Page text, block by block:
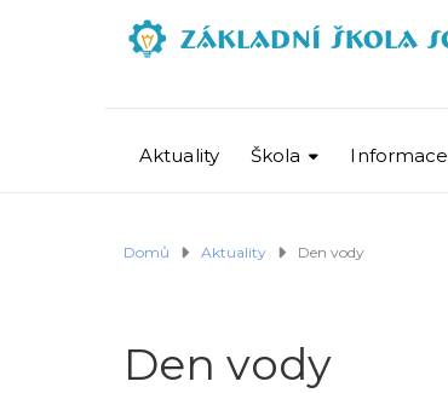
Aktuality Škola Informace
Domů Aktuality Den vody
Den vody